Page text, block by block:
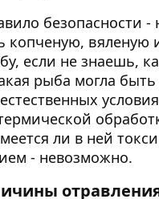
безопасности -
копченую, вяленую
если не знаешь,
рыба могла быть
ли в ней
- невозможно.